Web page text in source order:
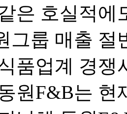
은 호실적에
그룹 매출 절
품업계 경쟁
원F&B는 현